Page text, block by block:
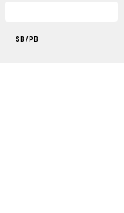
SB / PB